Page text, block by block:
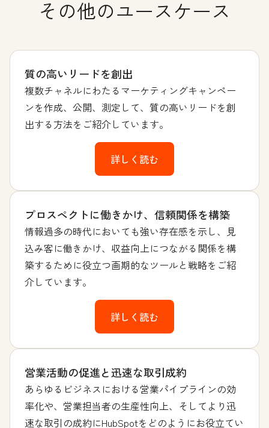
その他のユースケース
質の高いリードを創出
複数チャネルにわたるマーケティングキャンペー
ンを作成、公開、測定して、質の高いリードを創
出する方法をご紹介しています。
詳しく読む
プロスペクトに働きかけ、信頼関係を構築
情報過多の時代においても強い存在感を示し、見
込み客に働きかけ、収益向上につながる関係を構
築するために役立つ画期的なツールと戦略をご紹
介しています。
詳しく読む
営業活動の促進と迅速な取引成約
あらゆるビジネスにおける営業パイプラインの効
率化や、営業担当者の生産性向上、そしてより迅
速な取引の成約にHubSpotをどのようにお役立てい